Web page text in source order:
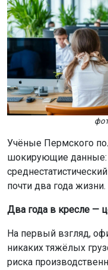
Учёные Пермского
шокирующие данные:
почти два года жизни.
Два года в кресле —
На первый взгляд,
никаких тяжёлых
риска